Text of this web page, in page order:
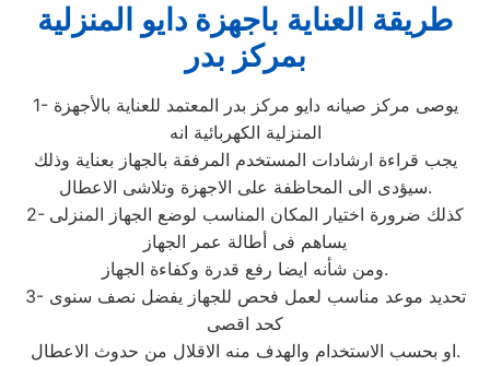
طريقة العناية باجهزة دايو المنزلية
بمركز بدر
1- يوصى مركز صيانه دايو مركز بدر المعتمد للعناية بالأجهزة
المنزلية الكهربائية انه
يجب قراءة ارشادات المستخدم المرفقة بالجهاز بعناية وذلك
سيؤدى الى المحاظفة على الاجهزة وتلاشى الاعطال.
2- كذلك ضرورة اختيار المكان المناسب لوضع الجهاز المنزلى
يساهم فى أطالة عمر الجهاز
ومن شأنه ايضا رفع قدرة وكفاءة الجهاز.
3- تحديد موعد مناسب لعمل فحص للجهاز يفضل نصف سنوى
كحد اقصى
او بحسب الاستخدام والهدف منه الاقلال من حدوث الاعطال.